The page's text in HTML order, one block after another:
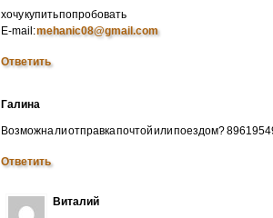
хочу купить попробовать
E-mail:mehanic08@gmail.com
Ответить
Галина
Возможна ли отправка почтой или поездом?
Ответить
Виталий